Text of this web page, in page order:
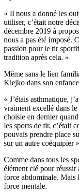
« Il nous a donné les
utiliser, c’était notre
décembre 2019 à
nous a pas été imposé.
passion pour le tir
tradition après cela. »
Même sans le lien
Kiejko dans son
« J’étais asthmatique,
vraiment excellé dans
choisie en dernier
les sports de tir, c’était
pouvais prendre place
sur un autre coéquipier
Comme dans tous les
élément clé pour
force abdominale. Mais
force mentale.